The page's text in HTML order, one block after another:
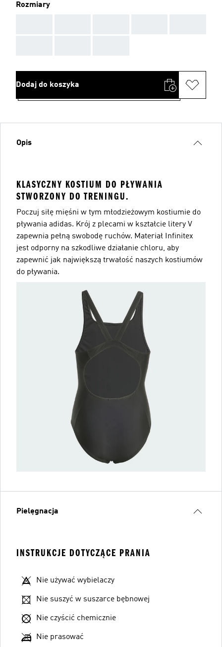
Rozmiary
Dodaj do koszyka
Opis
KLASYCZNY KOSTIUM DO PŁYWANIA
STWORZONY DO TRENINGU.
Poczuj siłę mięśni w tym młodzieżowym kostiumie do
pływania adidas. Krój z plecami w kształcie litery V
zapewnia pełną swobodę ruchów. Materiał Infinitex
jest odporny na szkodliwe działanie chloru, aby
zapewnić jak największą trwałość naszych kostiumów
do pływania.
Pielęgnacja
INSTRUKCJE DOTYCZĄCE PRANIA
Nie używać wybielaczy
Nie suszyć w suszarce bębnowej
Nie czyścić chemicznie
Nie prasować